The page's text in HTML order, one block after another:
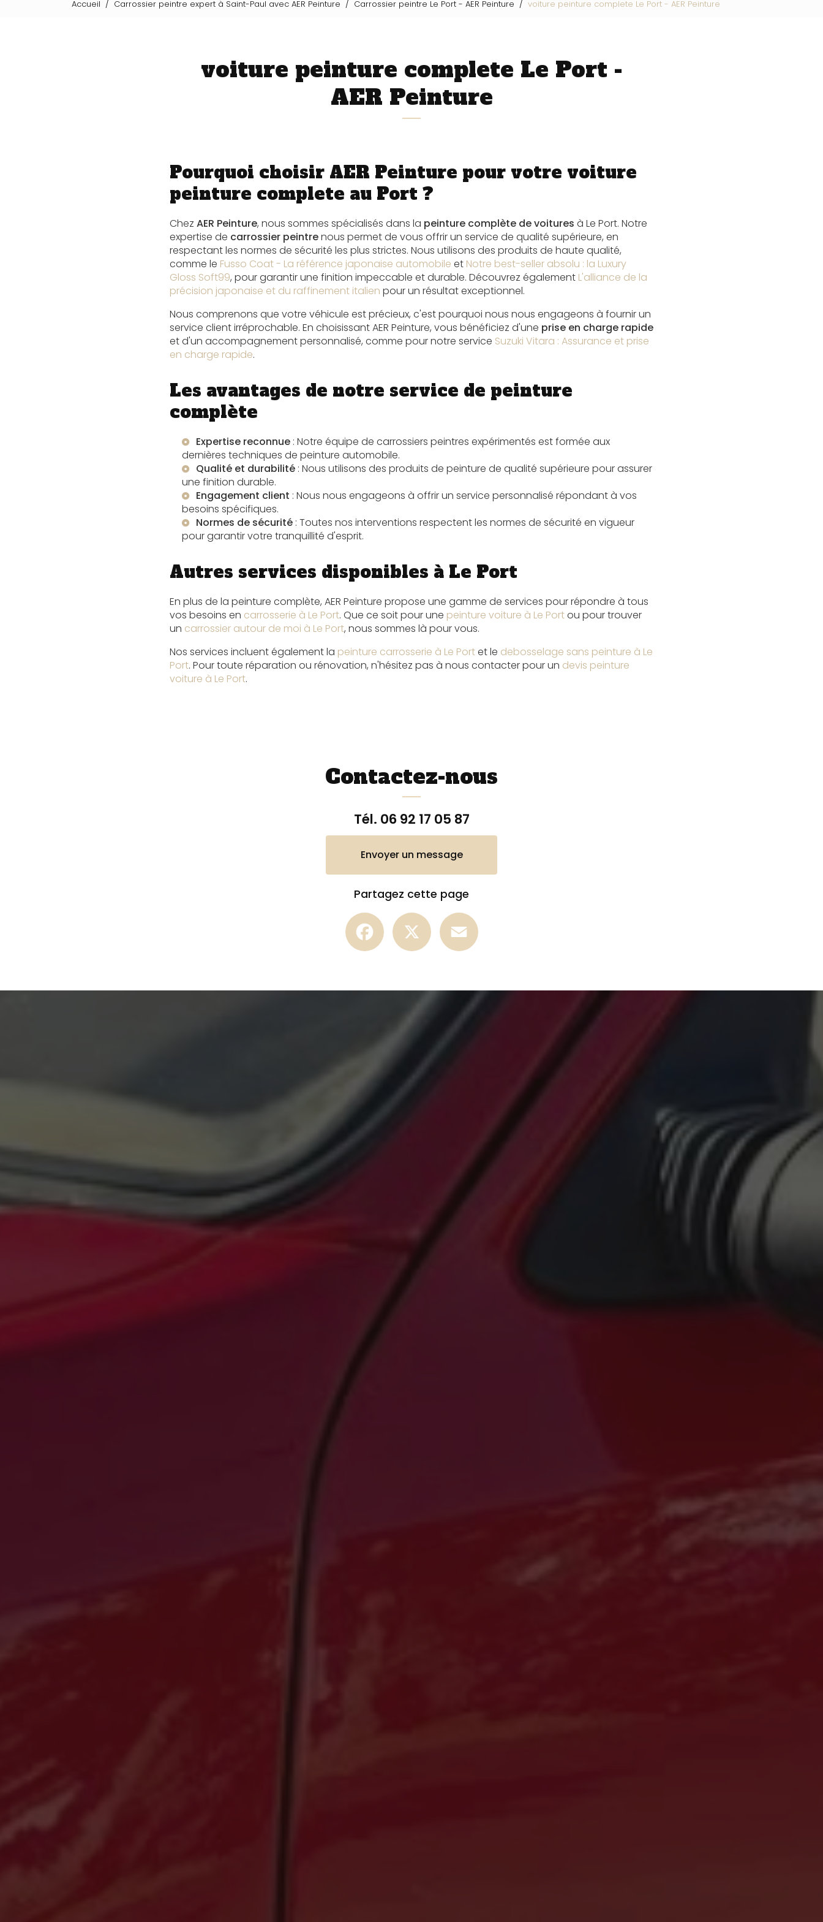
Accueil Carrossier peintre expert à Saint-Paul avec AER Peinture Carrossier peintre Le Port - AER Peinture voiture peinture complete Le Port - AER Peinture
voiture peinture complete Le Port -
AER Peinture
Pourquoi choisir AER Peinture pour votre voiture
peinture complete au Port ?
Chez AER Peinture, nous sommes spécialisés dans la peinture complète de voitures à Le Port. Notre
expertise de carrossier peintrenous permet de vous offrir un service de qualité supérieure, en
respectant les normes de sécurité les plus strictes. Nous utilisons des produits de haute qualité,
comme le Fusso Coat - La référence japonaise automobile et Notre best-seller absolu : la Luxury
Gloss Soft99, pour garantir une finition impeccable et durable. Découvrez également L'alliance de la
précision japonaise et du raffinement italien pour un résultat exceptionnel.
Nous comprenons que votre véhicule est précieux, c'est pourquoi nous nous engageons à fournir un
service client irréprochable. En choisissant AER Peinture, vous bénéficiez d'une prise en charge rapide
et d'un accompagnement personnalisé, comme pour notre service Suzuki Vitara : Assurance et prise
en charge rapide.
Les avantages de notre service de peinture
complète
Expertise reconnue : Notre équipe de carrossiers peintres expérimentés est formée aux
dernières techniques de peinture automobile.
Qualité et durabilité : Nous utilisons des produits de peinture de qualité supérieure pour assurer
une finition durable.
Engagement client : Nous nous engageons à offrir un service personnalisé répondant à vos
besoins spécifiques.
Normes de sécurité : Toutes nos interventions respectent les normes de sécurité en vigueur
pour garantir votre tranquillité d'esprit.
Autres services disponibles à Le Port
En plus de la peinture complète, AER Peinture propose une gamme de services pour répondre à tous
vos besoins en carrosserie à Le Port. Que ce soit pour une peinture voiture à Le Portou pour trouver
un carrossier autour de moi à Le Port, nous sommes là pour vous.
Nos services incluent également la peinture carrosserie à Le Portet le debosselage sans peinture à Le
Port. Pour toute réparation ou rénovation, n'hésitez pas à nous contacter pour un devis peinture
voiture à Le Port.
Contactez-nous
Tél. 06 92 17 05 87
Envoyer un message
Partagez cette page
Facebook